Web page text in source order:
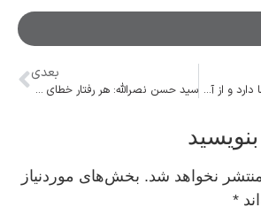
اطلاعاتی که گوگل از شما دارد و از آن بی خبرید
بعدی
سید حسن نصرالله: هر رفتار خطای صهیونیست‌ها با واکنش پشیمان کننده مقاومت مواجه خواهد شد
نخواهد شد. بخش‌های موردنیاز
*